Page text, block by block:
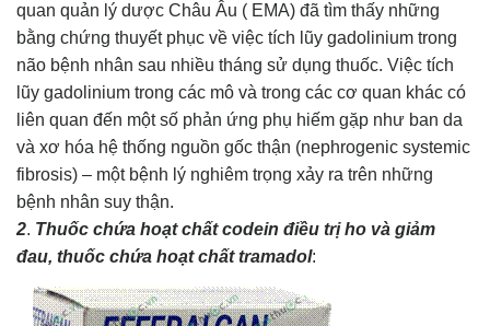
quan quản lý dược Châu Âu ( EMA) đã tìm thấy những
bằng chứng thuyết phục về việc tích lũy gadolinium trong
não bệnh nhân sau nhiều tháng sử dụng thuốc. Việc tích
lũy gadolinium trong các mô và trong các cơ quan khác có
liên quan đến một số phản ứng phụ hiếm gặp như ban da
và xơ hóa hệ thống nguồn gốc thận (nephrogenic systemic
fibrosis) – một bệnh lý nghiêm trọng xảy ra trên những
bệnh nhân suy thận.
2. Thuốc chứa hoạt chất codein điều trị ho và giảm
đau, thuốc chứa hoạt chất tramadol: